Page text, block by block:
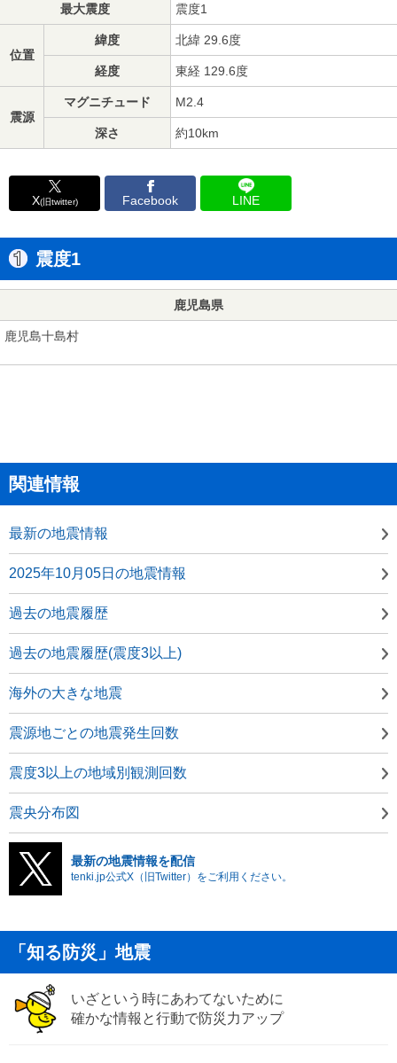
最大震度 震度1
位置
緯度 北緯 29.6度
経度 東経 129.6度
震源
マグニチュード M2.4
深さ 約10km
X(旧twitter) Facebook LINE
震度1
鹿児島県
鹿児島十島村
関連情報
最新の地震情報
2025年10月05日の地震情報
過去の地震履歴
過去の地震履歴(震度3以上)
海外の大きな地震
震源地ごとの地震発生回数
震度3以上の地域別観測回数
震央分布図
最新の地震情報を配信
tenki.jp公式X（旧Twitter）をご利用ください。
「知る防災」地震
いざという時にあわてないために
確かな情報と行動で防災力アップ